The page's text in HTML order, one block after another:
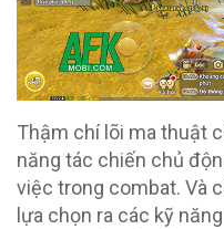
Thậm chí lõi ma thuật
năng tác chiến chủ
việc trong combat. Và
lựa chọn ra các kỹ